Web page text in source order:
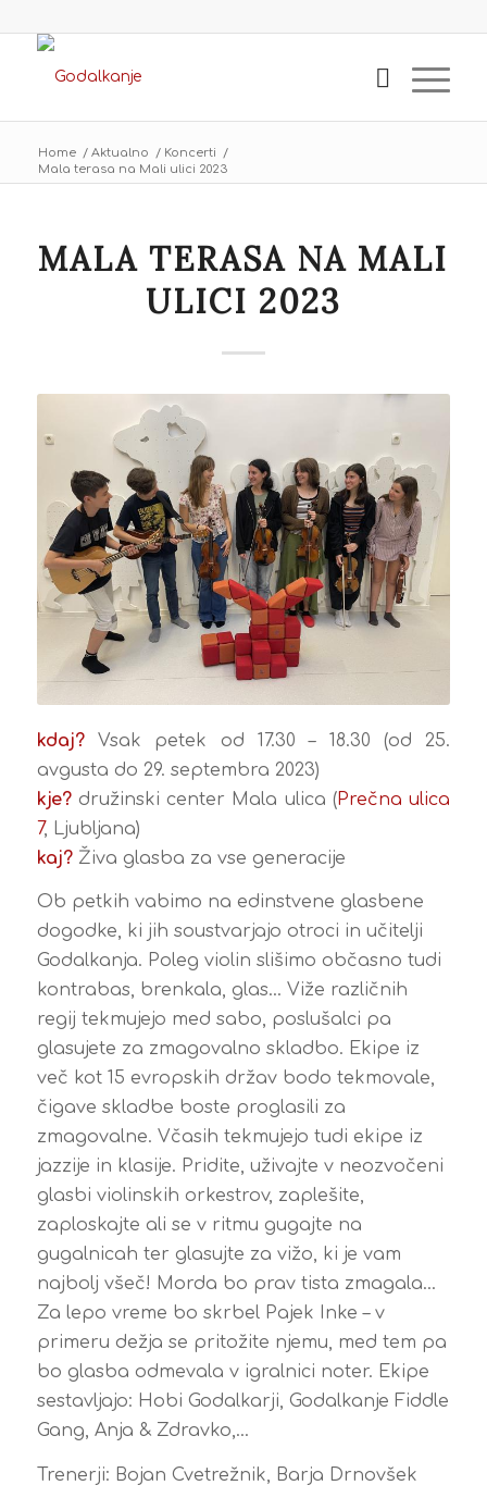
Home / Aktualno / Koncerti
/
Mala terasa na Mali ulici 2023
MALA TERASA NA MALI
ULICI 2023
kdaj?Vsak petek od 17.30 – 18.30 (od 25.
avgusta do 29. septembra 2023)
kje?družinski center Mala ulica (Prečna ulica
7, Ljubljana)
kaj?Živa glasba za vse generacije
Ob petkih vabimo na edinstvene glasbene
dogodke, ki jih soustvarjajo otroci in učitelji
Godalkanja. Poleg violin slišimo občasno tudi
kontrabas, brenkala, glas… Viže različnih
regij tekmujejo med sabo, poslušalci pa
glasujete za zmagovalno skladbo. Ekipe iz
več kot 15 evropskih držav bodo tekmovale,
čigave skladbe boste proglasili za
zmagovalne. Včasih tekmujejo tudi ekipe iz
jazzije in klasije. Pridite, uživajte v neozvočeni
glasbi violinskih orkestrov, zaplešite,
zaploskajte ali se v ritmu gugajte na
gugalnicah ter glasujte za vižo, ki je vam
najbolj všeč! Morda bo prav tista zmagala…
Za lepo vreme bo skrbel Pajek Inke – v
primeru dežja se pritožite njemu, med tem pa
bo glasba odmevala v igralnici noter. Ekipe
sestavljajo: Hobi Godalkarji, Godalkanje Fiddle
Gang, Anja & Zdravko,…
Trenerji: Bojan Cvetrežnik, Barja Drnovšek